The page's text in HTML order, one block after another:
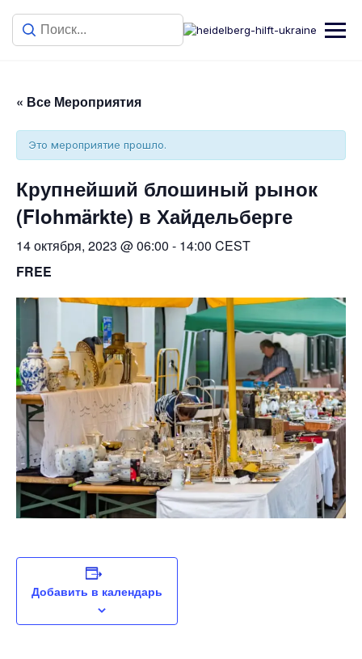
« Все Мероприятия
Это мероприятие прошло.
Крупнейший блошиный рынок
(Flohmärkte) в Хайдельберге
14 октября, 2023 @ 06:00 - 14:00 CEST
FREE
Добавить в календарь